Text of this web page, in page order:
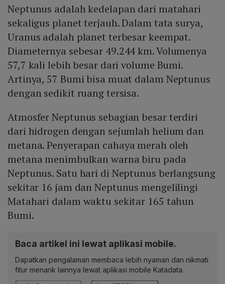
Neptunus adalah kedelapan dari matahari
sekaligus planet terjauh. Dalam tata surya,
Uranus adalah planet terbesar keempat.
Diameternya sebesar 49.244 km. Volumenya
57,7 kali lebih besar dari volume Bumi.
Artinya, 57 Bumi bisa muat dalam Neptunus
dengan sedikit ruang tersisa.
Atmosfer Neptunus sebagian besar terdiri
dari hidrogen dengan sejumlah helium dan
metana. Penyerapan cahaya merah oleh
metana menimbulkan warna biru pada
Neptunus. Satu hari di Neptunus berlangsung
sekitar 16 jam dan Neptunus mengelilingi
Matahari dalam waktu sekitar 165 tahun
Bumi.
Baca artikel ini lewat aplikasi mobile.
Dapatkan pengalaman membaca lebih nyaman dan nikmati
fitur menarik lainnya lewat aplikasi mobile Katadata.